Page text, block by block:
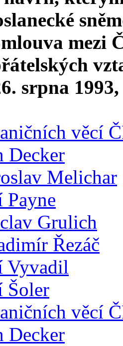
mezi
srpna
věcí
Decker
Melichar
Payne
Grulich
Řezáč
Vyvadil
Šoler
věcí
Decker